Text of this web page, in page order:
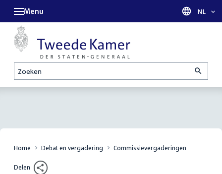
Zoeken
Menu Taal
NL
Home Debat en vergadering Commissievergaderingen
Delen